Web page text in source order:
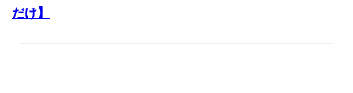
だけ】